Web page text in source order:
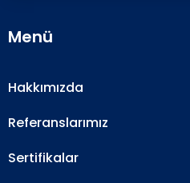
Menü
Hakkımızda
Referanslarımız
Sertifikalar